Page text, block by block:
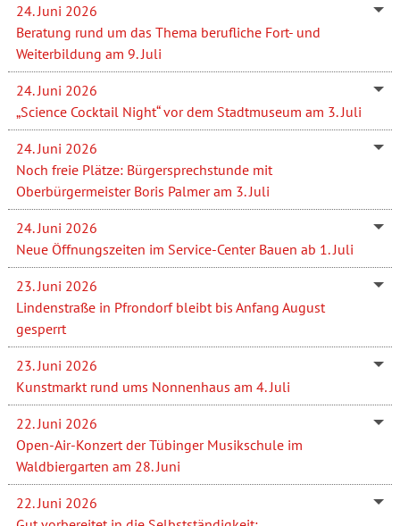
24. Juni 2026
Beratung rund um das Thema berufliche Fort- und
Weiterbildung am 9. Juli
24. Juni 2026
„Science Cocktail Night“ vor dem Stadtmuseum am 3. Juli
24. Juni 2026
Noch freie Plätze: Bürgersprechstunde mit
Oberbürgermeister Boris Palmer am 3. Juli
24. Juni 2026
Neue Öffnungszeiten im Service-Center Bauen ab 1. Juli
23. Juni 2026
Lindenstraße in Pfrondorf bleibt bis Anfang August
gesperrt
23. Juni 2026
Kunstmarkt rund ums Nonnenhaus am 4. Juli
22. Juni 2026
Open-Air-Konzert der Tübinger Musikschule im
Waldbiergarten am 28. Juni
22. Juni 2026